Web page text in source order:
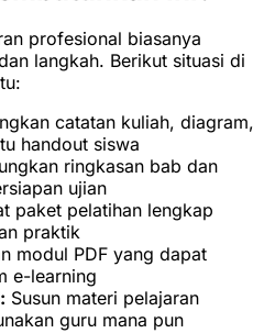
profesional biasanya
langkah. Berikut situasi di
catatan kuliah, diagram,
handout siswa
ringkasan bab dan
ujian
paket pelatihan lengkap
praktik
modul PDF yang dapat
e-learning
Susun materi pelajaran
guru mana pun